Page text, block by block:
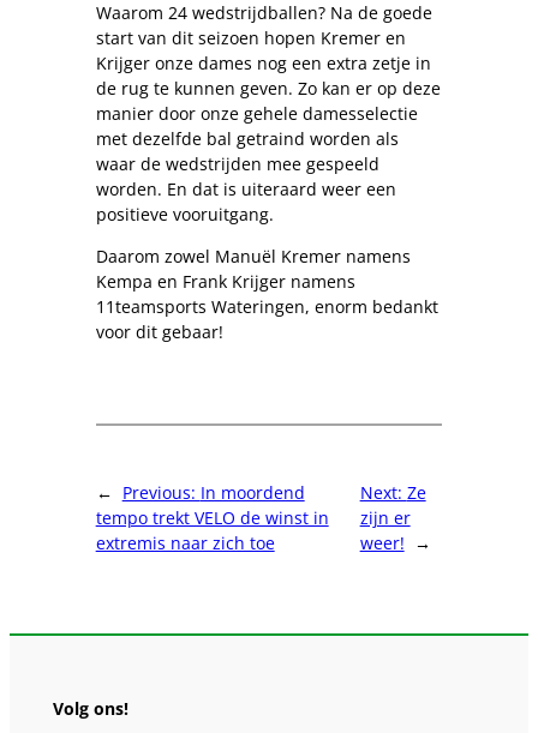
Waarom 24 wedstrijdballen? Na de goede
start van dit seizoen hopen Kremer en
Krijger onze dames nog een extra zetje in
de rug te kunnen geven. Zo kan er op deze
manier door onze gehele damesselectie
met dezelfde bal getraind worden als
waar de wedstrijden mee gespeeld
worden. En dat is uiteraard weer een
positieve vooruitgang.
Daarom zowel Manuël Kremer namens
Kempa en Frank Krijger namens
11teamsports Wateringen, enorm bedankt
voor dit gebaar!
← Previous: In moordend
tempo trekt VELO de winst in
extremis naar zich toe
Next: Ze
zijn er
weer! →
Volg ons!